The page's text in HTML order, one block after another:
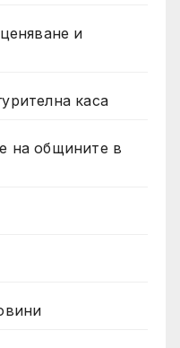
и
каса
на общините в